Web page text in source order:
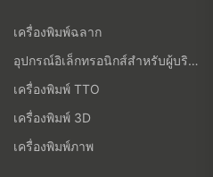
เครื่องพิมพ์ฉลาก
อุปกรณ์อิเล็กทรอนิกส์สำหรับผู้บริโภค
เครื่องพิมพ์ TTO
เครื่องพิมพ์ 3D
เครื่องพิมพ์ภาพ